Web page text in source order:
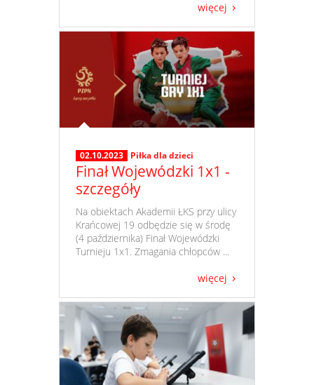
więcej
02.10.2023 Piłka dla dzieci
Finał Wojewódzki 1x1 -
szczegóły
​ Na obiektach Akademii ŁKS przy ulicy
Krańcowej 19 odbędzie się w środę
(4 października) Finał Wojewódzki
Turnieju 1x1. Zmagania chłopców ...
więcej